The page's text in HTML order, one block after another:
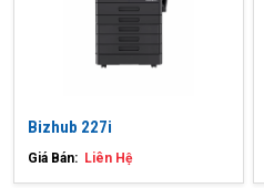
Bizhub 227i
Giá Bán: Liên Hệ